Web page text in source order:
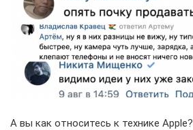
А вы как относитесь к технике Apple?